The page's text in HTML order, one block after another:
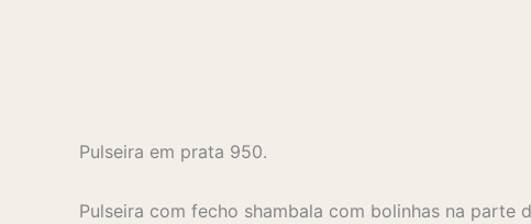
Pulseira em prata 950.
Pulseira com fecho shambala com bolinhas na parte